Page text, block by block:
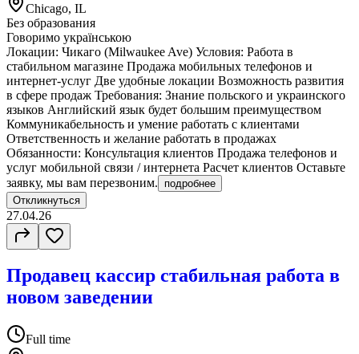
Chicago, IL
Без образования
Говоримо українською
Локации: Чикаго (Milwaukee Ave) Условия: Работа в
стабильном магазине Продажа мобильных телефонов и
интернет-услуг Две удобные локации Возможность развития
в сфере продаж Требования: Знание польского и украинского
языков Английский язык будет большим преимуществом
Коммуникабельность и умение работать с клиентами
Ответственность и желание работать в продажах
Обязанности: Консультация клиентов Продажа телефонов и
услуг мобильной связи / интернета Расчет клиентов Оставьте
заявку, мы вам перезвоним.
подробнее
Откликнуться
27.04.26
Продавец кассир стабильная работа в
новом заведении
Full time